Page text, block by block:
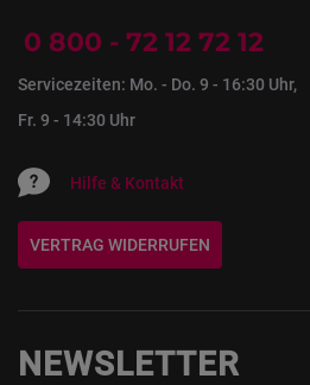
0 800 - 72 12 72 12
Servicezeiten: Mo. - Do. 9 - 16:30 Uhr,
Fr. 9 - 14:30 Uhr
Hilfe & Kontakt
VERTRAG WIDERRUFEN
NEWSLETTER